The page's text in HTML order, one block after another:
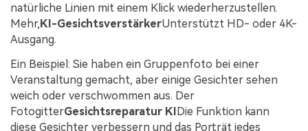
natürliche Linien mit einem Klick wiederherzustellen.
Mehr, KI-GesichtsverstärkerUnterstützt HD- oder 4K-
Ausgang.
Ein Beispiel: Sie haben ein Gruppenfoto bei einer
Veranstaltung gemacht, aber einige Gesichter sehen
weich oder verschwommen aus. Der
FotogitterGesichtsreparatur KIDie Funktion kann
diese Gesichter verbessern und das Porträt jedes